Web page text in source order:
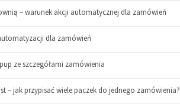
– warunek akcji automatycznej dla zamówień
dla zamówień
ze szczegółami zamówienia
– jak przypisać wiele paczek do jednego zamówienia?